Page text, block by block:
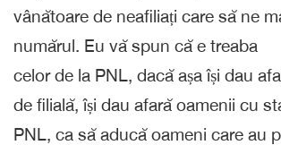
vânătoare de neafiliați care să ne
numărul. Eu vă spun că e treaba
celor de la PNL, dacă așa își dau
de filială, își dau afară oamenii cu
PNL, ca să aducă oameni care au